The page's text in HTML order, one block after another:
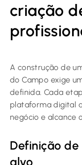
criação
A construção de
do Campo exige
definida. Cada
plataforma digital
negócio e alcance
Definição
alvo